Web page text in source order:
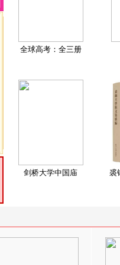
全球高考：全三册
剑桥大学中国庙 裘